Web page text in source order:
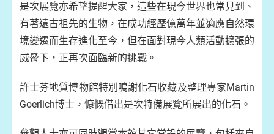
是次展覽亦希望提醒大家，這些在現今世界也常見到、
有著遠古祖先的生物，在成功經歷億萬年並適應自然環
境變遷而生存進化至今，但在面對現今人類活動擴張的
威脅下，正再次面臨新的挑戰。
許士芬地質博物館特別鳴謝化石收藏及整理專家Martin
Goerlich博士，慷慨借出是次特備展覽所展出的化石。